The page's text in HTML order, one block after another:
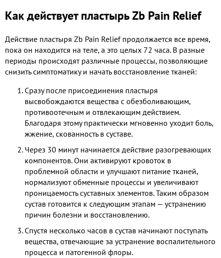
Как действует пластырь Zb Pain Relief
Действие пластыря Zb Pain Relief продолжается все время,
пока он находится на теле, а это целых 72 часа. В разные
периоды происходят различные процессы, позволяющие
снизить симптоматику и начать восстановление тканей:
Сразу после присоединения пластыря
высвобождаются вещества с обезболивающим,
противоотечным и отвлекающим действием.
Благодаря этому практически мгновенно уходит боль,
жжение, скованность в суставе.
Через 30 минут начинается действие разогревающих
компонентов. Они активируют кровоток в
проблемной области и улучшают питание тканей,
нормализуют обменные процессы и увеличивают
проницаемость суставных элементов. Таким образом
сустав готовится к следующим этапам — устранению
причин болезни и восстановлению.
Спустя несколько часов в сустав начинают поступать
вещества, отвечающие за устранение воспалительного
процесса и патогенной флоры.